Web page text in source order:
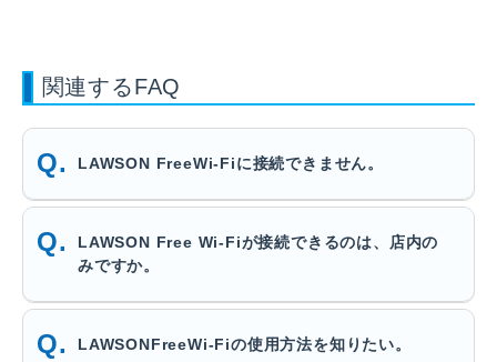
関連するFAQ
LAWSON FreeWi-Fiに接続できません。
LAWSON Free Wi-Fiが接続できるのは、店内の
みですか。
LAWSONFreeWi-Fiの使用方法を知りたい。